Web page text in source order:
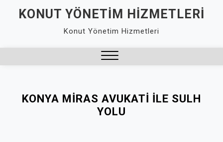
KONUT YÖNETIM HIZMETLERI
Konut Yönetim Hizmetleri
KONYA MIRAS AVUKATI İLE SULH
YOLU